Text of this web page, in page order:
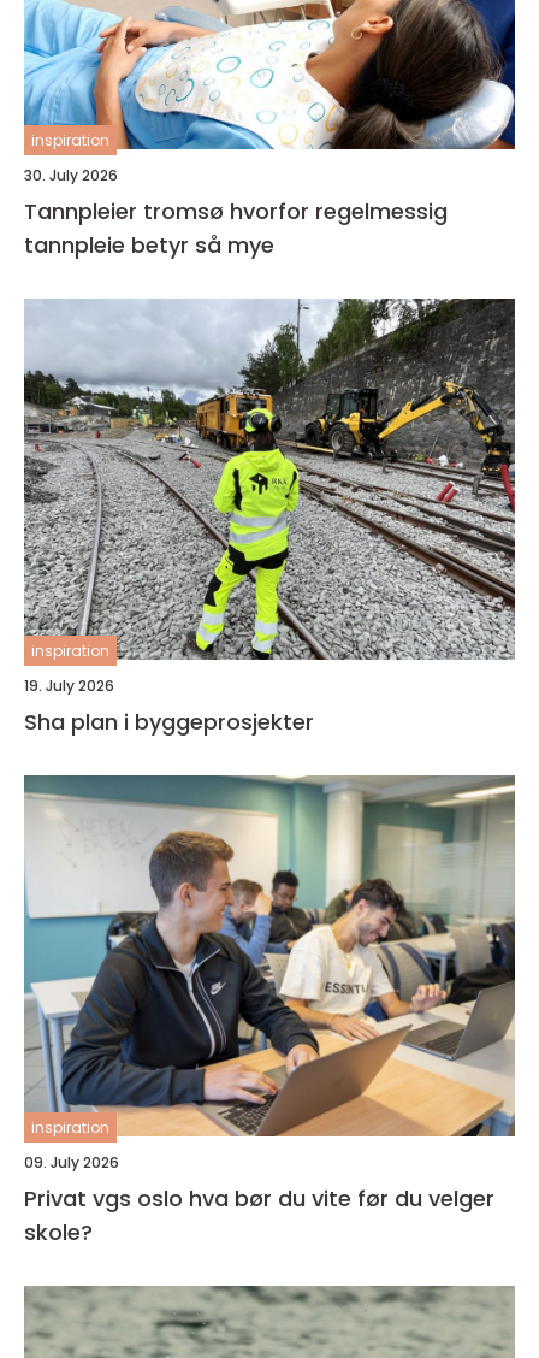
inspiration
30. July 2026
Tannpleier tromsø hvorfor regelmessig
tannpleie betyr så mye
inspiration
19. July 2026
Sha plan i byggeprosjekter
inspiration
09. July 2026
Privat vgs oslo hva bør du vite før du velger
skole?